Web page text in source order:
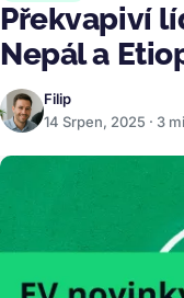
Překvapiví
Nepál a
Filip
14 Srpen, 2025 · 3